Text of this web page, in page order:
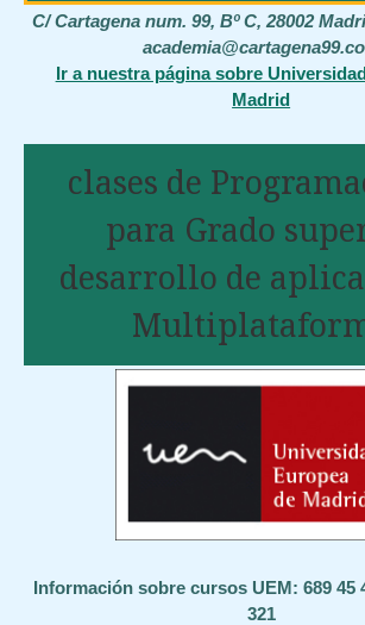
C/ Cartagena num. 99, Bº C, 28002
Ir a nuestra página sobre
Madrid
clases de
para Grado
desarrollo de
Información sobre cursos UEM: 689 45
321